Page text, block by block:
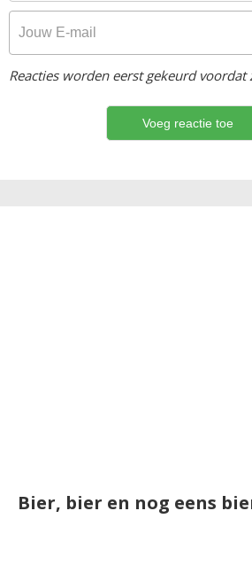
Reacties worden eerst gekeurd voordat
Bier, bier en nog eens